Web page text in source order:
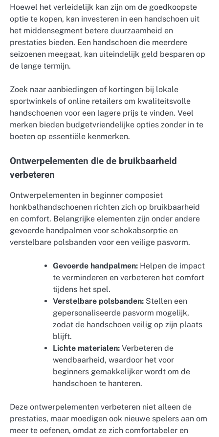
Hoewel het verleidelijk kan zijn om de goedkoopste
optie te kopen, kan investeren in een handschoen uit
het middensegment betere duurzaamheid en
prestaties bieden. Een handschoen die meerdere
seizoenen meegaat, kan uiteindelijk geld besparen op
de lange termijn.
Zoek naar aanbiedingen of kortingen bij lokale
sportwinkels of online retailers om kwaliteitsvolle
handschoenen voor een lagere prijs te vinden. Veel
merken bieden budgetvriendelijke opties zonder in te
boeten op essentiële kenmerken.
Ontwerpelementen die de bruikbaarheid
verbeteren
Ontwerpelementen in beginner composiet
honkbalhandschoenen richten zich op bruikbaarheid
en comfort. Belangrijke elementen zijn onder andere
gevoerde handpalmen voor schokabsorptie en
verstelbare polsbanden voor een veilige pasvorm.
Gevoerde handpalmen: Helpen de impact
te verminderen en verbeteren het comfort
tijdens het spel.
Verstelbare polsbanden: Stellen een
gepersonaliseerde pasvorm mogelijk,
zodat de handschoen veilig op zijn plaats
blijft.
Lichte materialen: Verbeteren de
wendbaarheid, waardoor het voor
beginners gemakkelijker wordt om de
handschoen te hanteren.
Deze ontwerpelementen verbeteren niet alleen de
prestaties, maar moedigen ook nieuwe spelers aan om
meer te oefenen, omdat ze zich comfortabeler en